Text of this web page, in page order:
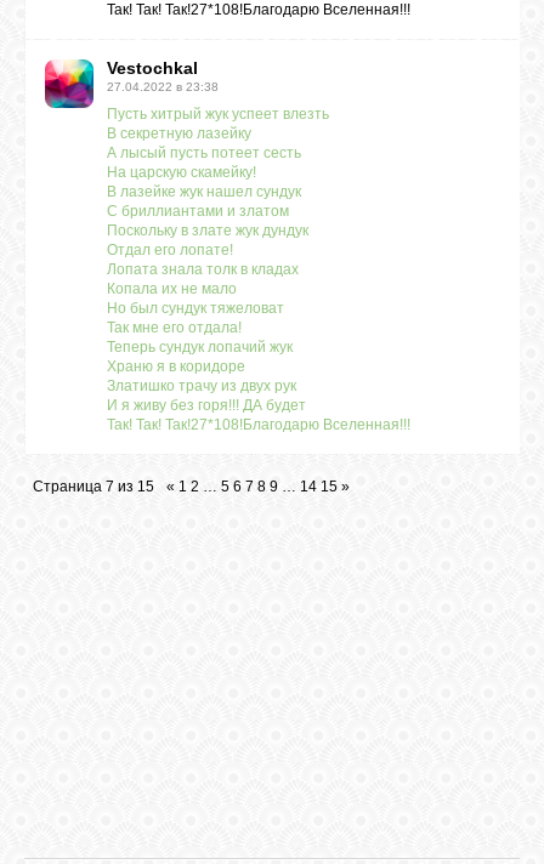
Так! Так! Так!27*108!Благодарю Вселенная!!!
Vestochkal
27.04.2022 в 23:38
Пусть хитрый жук успеет влезть
В секретную лазейку
А лысый пусть потеет сесть
На царскую скамейку!
В лазейке жук нашел сундук
С бриллиантами и златом
Поскольку в злате жук дундук
Отдал его лопате!
Лопата знала толк в кладах
Копала их не мало
Но был сундук тяжеловат
Так мне его отдала!
Теперь сундук лопачий жук
Храню я в коридоре
Златишко трачу из двух рук
И я живу без горя!!! ДА будет
Так! Так! Так!27*108!Благодарю Вселенная!!!
Страница 7 из 15 « 1 2 … 5 6 7 8 9 … 14 15 »